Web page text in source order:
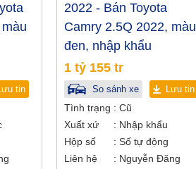
tin
2022 - Bán Toyota
Camry 2.5Q 2022, màu
đen, nhập khẩu
1 tỷ 155 tr
So sánh xe Lưu tin
Tình trạng
Cũ
Xuất xứ
Nhập khẩu
Hộp số
Số tự động
Liên hệ
Nguyễn Đăng